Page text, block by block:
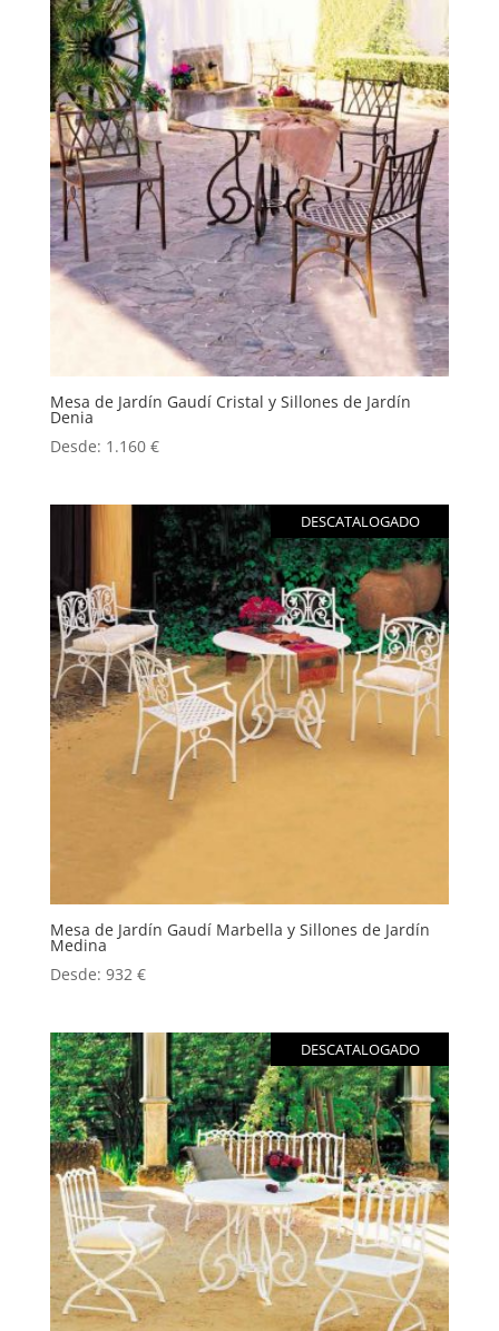
Mesa de Jardín Gaudí Cristal y Sillones de Jardín
Denia
Desde: 1.160 €
DESCATALOGADO
Mesa de Jardín Gaudí Marbella y Sillones de Jardín
Medina
Desde: 932 €
DESCATALOGADO